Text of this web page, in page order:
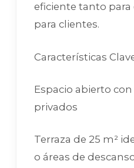
eficiente tanto
para clientes.
Características
Espacio abierto
privados
Terraza de 25 m²
o áreas de